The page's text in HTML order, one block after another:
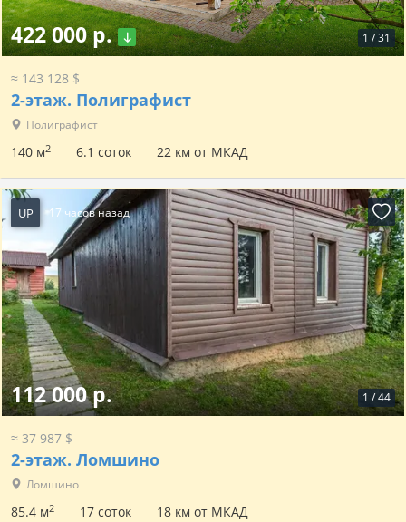
1 /31
422 000 р.
≈ 143 128 $
2-этаж. Полиграфист
Полиграфист
140 м2 6.1 соток 22 км от МКАД
UP 17 часов назад
1 /44
112 000 р.
≈ 37 987 $
2-этаж. Ломшино
Ломшино
85.4 м2 17 соток 18 км от МКАД